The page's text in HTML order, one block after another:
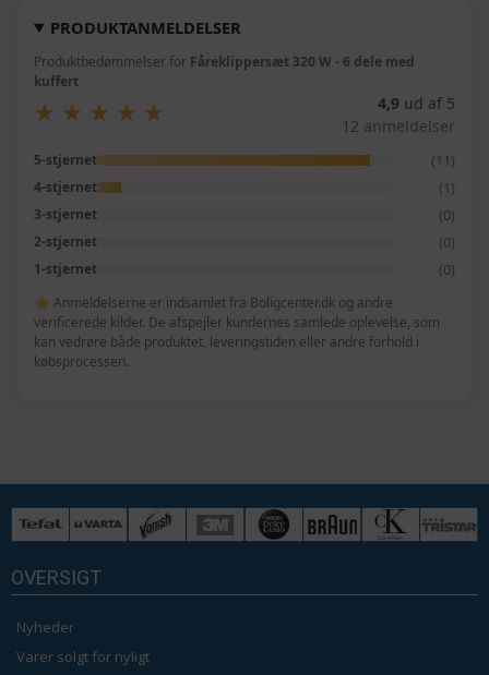
PRODUKTANMELDELSER
Produktbedømmelser for Fåreklippersæt 320 W - 6 dele med
kuffert
★
★ ★
★ ★
★ ★
★ ★
★ 4,9 ud af 5
12 anmeldelser
5-stjernet (11)
4-stjernet (1)
3-stjernet (0)
2-stjernet (0)
1-stjernet (0)
⭐ Anmeldelserne er indsamlet fra Boligcenter.dk og andre
verificerede kilder. De afspejler kundernes samlede oplevelse, som
kan vedrøre både produktet, leveringstiden eller andre forhold i
købsprocessen.
OVERSIGT
Nyheder
Varer solgt for nyligt